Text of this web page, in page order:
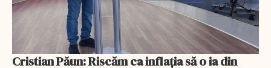
Cristian Păun: Riscăm ca inflația să o ia din